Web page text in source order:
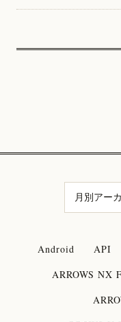
Android API
ARROWS NX